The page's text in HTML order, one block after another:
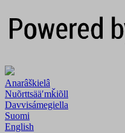
Anarâškielâ
Nuõrttsääʹmǩiõll
Davvisámegiella
Suomi
English